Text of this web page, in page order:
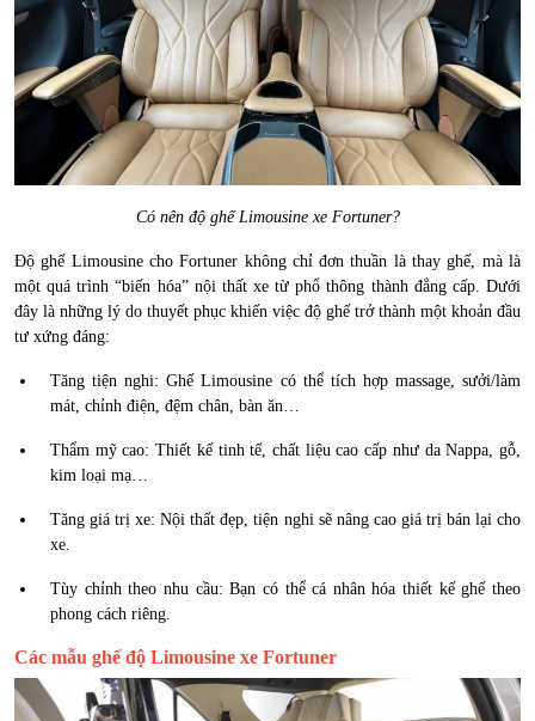
Có nên độ ghế Limousine xe Fortuner?
Độ ghế Limousine cho Fortuner không chỉ đơn thuần là thay ghế, mà là
một quá trình “biến hóa” nội thất xe từ phổ thông thành đẳng cấp. Dưới
đây là những lý do thuyết phục khiến việc độ ghế trở thành một khoản đầu
tư xứng đáng:
Tăng tiện nghi: Ghế Limousine có thể tích hợp massage, sưởi/làm
mát, chỉnh điện, đệm chân, bàn ăn…
Thẩm mỹ cao: Thiết kế tinh tế, chất liệu cao cấp như da Nappa, gỗ,
kim loại mạ…
Tăng giá trị xe: Nội thất đẹp, tiện nghi sẽ nâng cao giá trị bán lại cho
xe.
Tùy chỉnh theo nhu cầu: Bạn có thể cá nhân hóa thiết kế ghế theo
phong cách riêng.
Các mẫu ghế độ Limousine xe Fortuner